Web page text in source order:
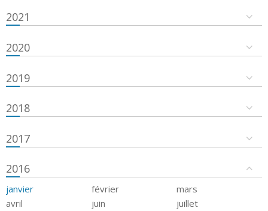
2021
2020
2019
2018
2017
2016
janvier février
mars
avril
juin
juillet